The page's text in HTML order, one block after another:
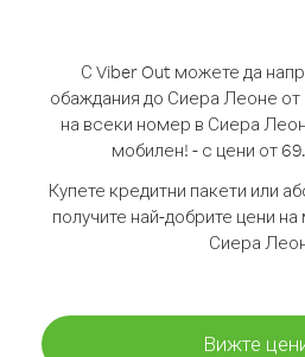
С Viber Out можете да
обаждания до Сиера Леоне от
на всеки номер в Сиера
мобилен! - с цени от
Купете кредитни пакети или
получите най-добрите цени
Сиера
Вижте